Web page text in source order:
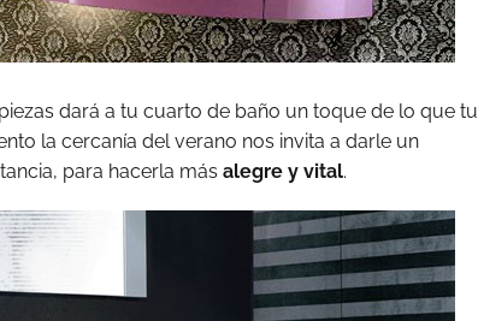
dará a tu cuarto de baño un toque de lo que tu
la cercanía del verano nos invita a darle un
para hacerla más alegre y vital.